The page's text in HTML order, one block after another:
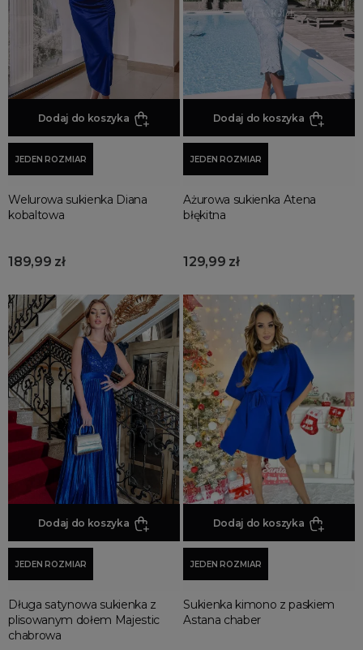
Dodaj do koszyka
JEDEN ROZMIAR
Welurowa sukienka Diana
kobaltowa
189,99 zł
Dodaj do koszyka
JEDEN ROZMIAR
Ażurowa sukienka Atena
błękitna
129,99 zł
Dodaj do koszyka
JEDEN ROZMIAR
Długa satynowa sukienka z
plisowanym dołem Majestic
chabrowa
Dodaj do koszyka
JEDEN ROZMIAR
Sukienka kimono z paskiem
Astana chaber